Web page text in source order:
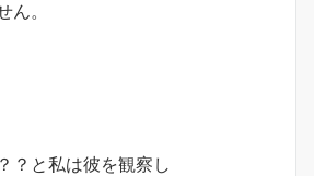
ん。
？と私は彼を観察し